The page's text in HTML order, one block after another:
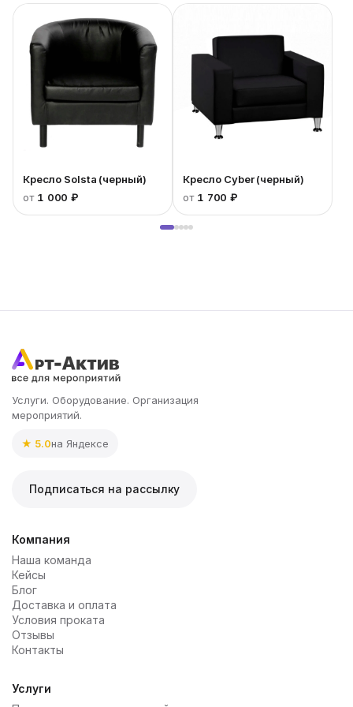
Кресло Solsta (черный)
от 1 000 ₽
Кресло Cyber (черный)
от 1 700 ₽
Услуги. Оборудование. Организация
мероприятий.
★ 5.0на Яндексе
Подписаться на рассылку
Компания
Наша команда
Кейсы
Блог
Доставка и оплата
Условия проката
Отзывы
Контакты
Услуги